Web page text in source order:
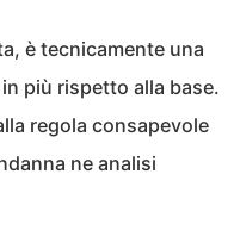
è tecnicamente una
più rispetto alla base.
regola consapevole
ne analisi